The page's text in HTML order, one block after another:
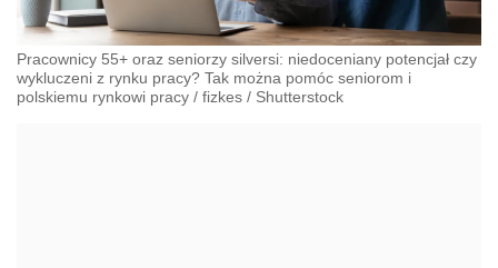
Pracownicy 55+ oraz seniorzy silversi: niedoceniany potencjał czy
wykluczeni z rynku pracy? Tak można pomóc seniorom i
polskiemu rynkowi pracy / fizkes / Shutterstock